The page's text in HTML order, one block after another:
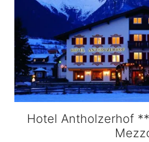
Hotel Antholzerhof